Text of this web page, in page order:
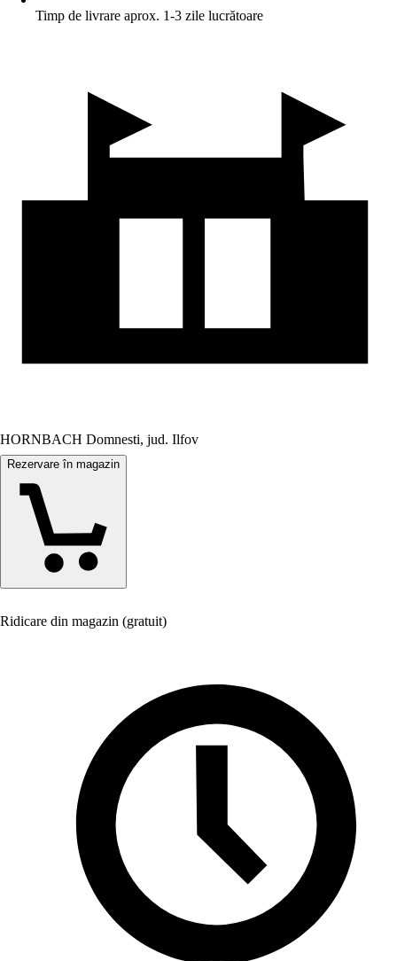
Timp de livrare aprox. 1-3 zile lucrătoare
HORNBACH Domnesti, jud. Ilfov
Rezervare în magazin
Ridicare din magazin (gratuit)